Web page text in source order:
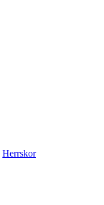
Herrskor